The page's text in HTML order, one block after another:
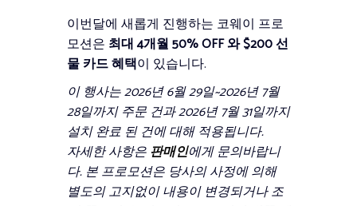
이번달에 새롭게 진행하는 코웨이 프로
모션은 최대 4개월 50% OFF 와 $200 선
물 카드 혜택이 있습니다.
이 행사는 2026년 6월 29일~2026년 7월
28일까지 주문 건과 2026년 7월 31일까지
설치 완료 된 건에 대해 적용됩니다.
자세한 사항은 판매인에게 문의바랍니
다. 본 프로모션은 당사의 사정에 의해
별도의 고지없이 내용이 변경되거나 조